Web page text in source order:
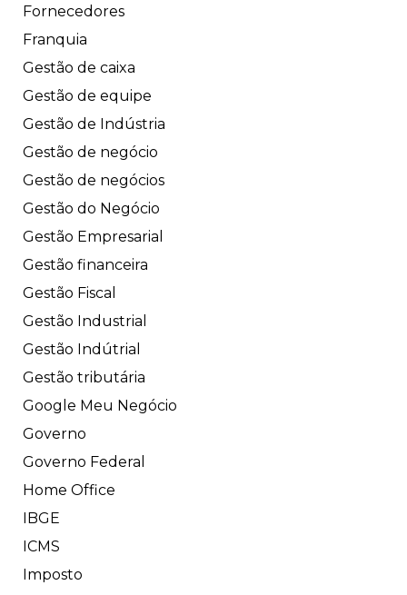
Fornecedores
Franquia
Gestão de caixa
Gestão de equipe
Gestão de Indústria
Gestão de negócio
Gestão de negócios
Gestão do Negócio
Gestão Empresarial
Gestão financeira
Gestão Fiscal
Gestão Industrial
Gestão Indútrial
Gestão tributária
Google Meu Negócio
Governo
Governo Federal
Home Office
IBGE
ICMS
Imposto